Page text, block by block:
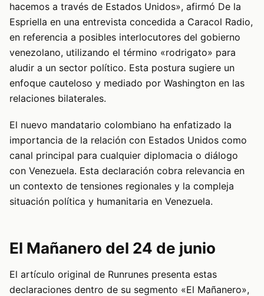
hacemos a través de Estados Unidos», afirmó De la
Espriella en una entrevista concedida a Caracol Radio,
en referencia a posibles interlocutores del gobierno
venezolano, utilizando el término «rodrigato» para
aludir a un sector político. Esta postura sugiere un
enfoque cauteloso y mediado por Washington en las
relaciones bilaterales.
El nuevo mandatario colombiano ha enfatizado la
importancia de la relación con Estados Unidos como
canal principal para cualquier diplomacia o diálogo
con Venezuela. Esta declaración cobra relevancia en
un contexto de tensiones regionales y la compleja
situación política y humanitaria en Venezuela.
El Mañanero del 24 de junio
El artículo original de Runrunes presenta estas
declaraciones dentro de su segmento «El Mañanero»,